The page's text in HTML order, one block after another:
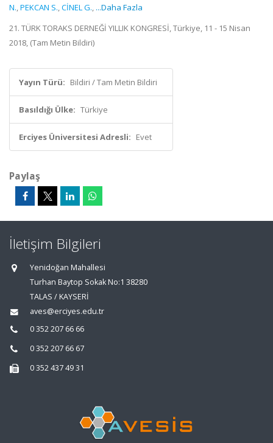
N.,PEKCAN S.,CİNEL G., ...Daha Fazla
21. TÜRK TORAKS DERNEĞİ YILLIK KONGRESİ, Türkiye, 11 - 15 Nisan
2018, (Tam Metin Bildiri)
Yayın Türü: Bildiri / Tam Metin Bildiri
Basıldığı Ülke: Türkiye
Erciyes Üniversitesi Adresli: Evet
Paylaş
İletişim Bilgileri
Yenidoğan Mahallesi
Turhan Baytop Sokak No:1 38280
TALAS / KAYSERİ
aves@erciyes.edu.tr
0 352 207 66 66
0 352 207 66 67
0 352 437 49 31